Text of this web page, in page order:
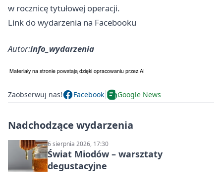
w rocznicę tytułowej operacji.
Link do wydarzenia na Facebooku
Autor:info_wydarzenia
Zaobserwuj nas! Facebook Google News
Nadchodzące wydarzenia
6 sierpnia 2026, 17:30
Świat Miodów – warsztaty
degustacyjne